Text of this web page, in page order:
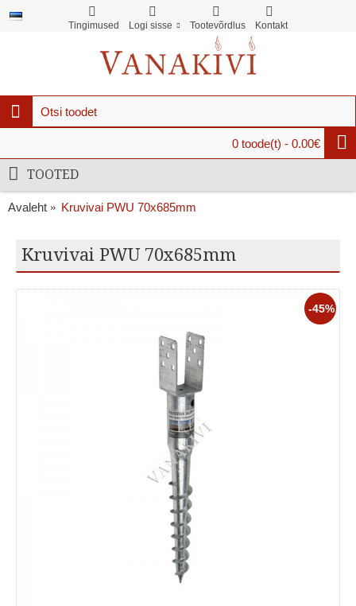
Tingimused Logi sisse Tootevõrdlus Kontakt
0 toode(t) - 0.00€
TOOTED
Avaleht Kruvivai PWU 70x685mm
Kruvivai PWU 70x685mm
-45%